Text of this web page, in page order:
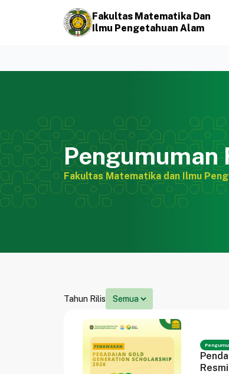
Fakultas Matematika Dan
Ilmu Pengetahuan Alam
Pengumuman
Fakultas Matematika dan Ilmu
Tahun Rilis